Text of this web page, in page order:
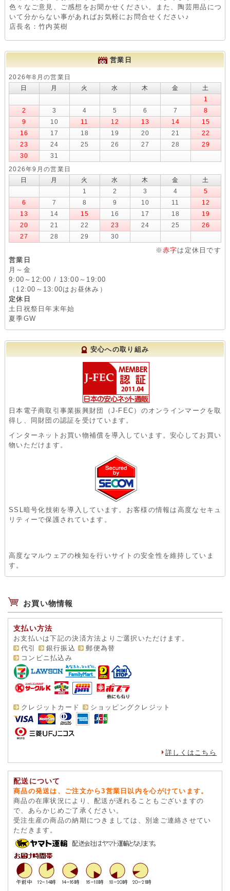
色々なご意見、ご感想をお聞かせください。また、陶芸用品につ
いて分からない事があればお気軽にお問合せください♪
店長名：竹内英樹
営業日
2026年8月の営業日
日
月 火 水 木 金
土
1
2
3 4 5 6 7
8
9
10 11 12 13 14
15
16
17 18 19 20 21
22
23
24 25 26 27 28
29
30
31
2026年9月の営業日
日
月 火 水 木 金
土
1
2 3 4
5
6
7 8 9 10 11
12
13
14 15 16 17 18
19
20
21 22 23 24 25
26
27
28 29 30
※ 赤字は定休日です
営業日
月～金
9:00～12:00 / 13:00～19:00
（12:00～13:00はお昼休み）
定休日
土日祝祭日年末年始
夏季GW
安心への取り組み
日本電子商取引事業振興財団（J-FEC）のオンラインマークを取
得し、同財団の認証を受けています。
インターネットお買い物補償を導入しています。安心してお買い
物いただけます。
SSL暗号化技術を導入しています。お客様の情報は高度なセキュ
リティーで保護されています。
高度なマルウェアの検知を行いサイトの安全性を維持していま
す。
お買い物情報
支払い方法
お支払いは下記の決済方法よりご選択いただけます。
代引
銀行振込
郵便為替
コンビニ払込み
クレジットカード ショッピングクレジット
詳しくはこちら
配送について
商品の発送は、ご注文から3営業日以内を心がけています。
商品の在庫状況により、配送が遅れることもございますの
で、あらかじめご了承ください。
受注生産の商品の納期につきましては、別途ご連絡させてい
ただきます。